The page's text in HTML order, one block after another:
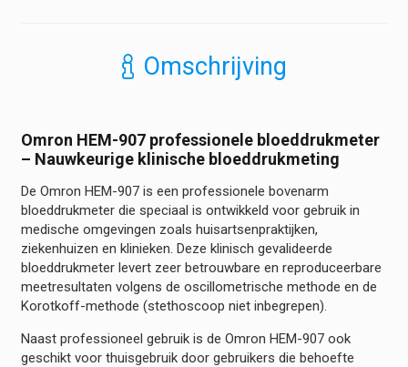
Omschrijving
Omron HEM-907 professionele bloeddrukmeter
– Nauwkeurige klinische bloeddrukmeting
De Omron HEM-907 is een professionele bovenarm
bloeddrukmeter die speciaal is ontwikkeld voor gebruik in
medische omgevingen zoals huisartsenpraktijken,
ziekenhuizen en klinieken. Deze klinisch gevalideerde
bloeddrukmeter levert zeer betrouwbare en reproduceerbare
meetresultaten volgens de oscillometrische methode en de
Korotkoff-methode (stethoscoop niet inbegrepen).
Naast professioneel gebruik is de Omron HEM-907 ook
geschikt voor thuisgebruik door gebruikers die behoefte